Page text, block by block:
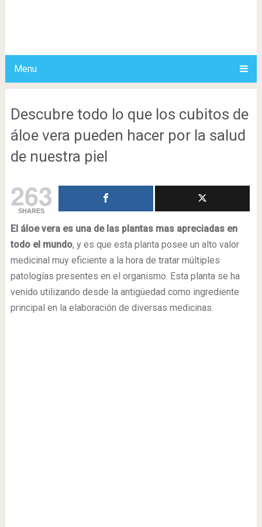
Menu
Descubre todo lo que los cubitos de
áloe vera pueden hacer por la salud
de nuestra piel
263
SHARES
El áloe vera es una de las plantas mas apreciadas en
todo el mundo, y es que esta planta posee un alto valor
medicinal muy eficiente a la hora de tratar múltiples
patologías presentes en el organismo. Esta planta se ha
venido utilizando desde la antigüedad como ingrediente
principal en la elaboración de diversas medicinas.